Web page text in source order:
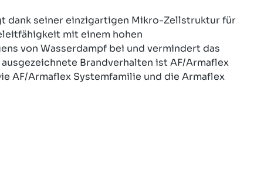
dank seiner einzigartigen Mikro-Zellstruktur für
mit einem hohen
von Wasserdampf bei und vermindert das
Brandverhalten ist AF/Armaflex
AF/Armaflex Systemfamilie und die Armaflex